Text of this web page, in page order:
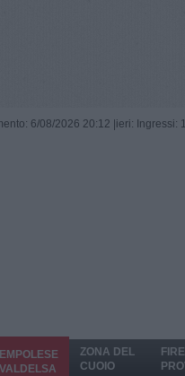
6/08/2026 20:12 | ieri: Ingressi:
EMPOLESE
VALDELSA
ZONA DEL
CUOIO